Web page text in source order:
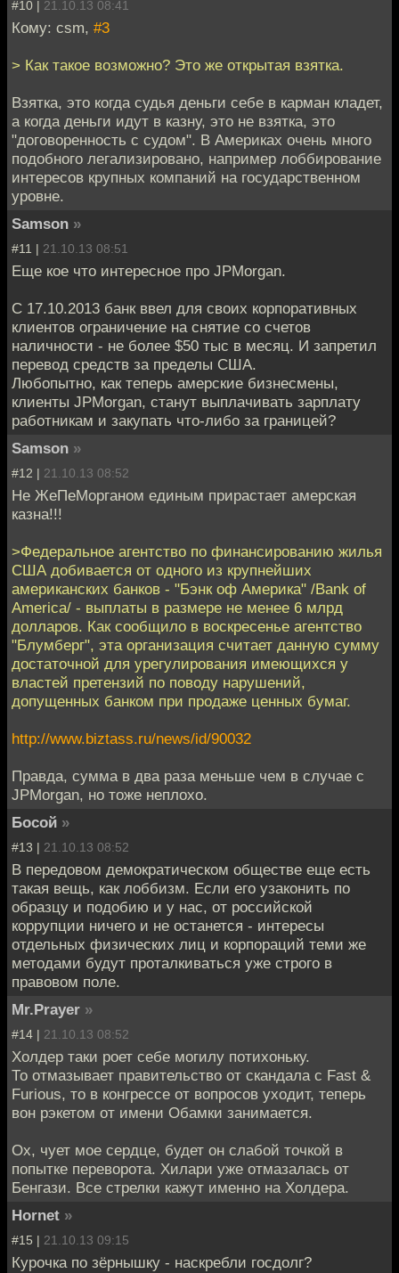
#10 | 21.10.13 08:41
Кому: csm, #3
> Как такое возможно? Это же открытая взятка.
Взятка, это когда судья деньги себе в карман кладет,
а когда деньги идут в казну, это не взятка, это
"договоренность с судом". В Америках очень много
подобного легализировано, например лоббирование
интересов крупных компаний на государственном
уровне.
Samson »
#11 | 21.10.13 08:51
Еще кое что интересное про JPMorgan.
С 17.10.2013 банк ввел для своих корпоративных
клиентов ограничение на снятие со счетов
наличности - не более $50 тыс в месяц. И запретил
перевод средств за пределы США.
Любопытно, как теперь амерские бизнесмены,
клиенты JPMorgan, станут выплачивать зарплату
работникам и закупать что-либо за границей?
Samson »
#12 | 21.10.13 08:52
Не ЖеПеМорганом единым прирастает амерская
казна!!!
>Федеральное агентство по финансированию жилья
США добивается от одного из крупнейших
американских банков - "Бэнк оф Америка" /Bank of
America/ - выплаты в размере не менее 6 млрд
долларов. Как сообщило в воскресенье агентство
"Блумберг", эта организация считает данную сумму
достаточной для урегулирования имеющихся у
властей претензий по поводу нарушений,
допущенных банком при продаже ценных бумаг.
http://www.biztass.ru/news/id/90032
Правда, сумма в два раза меньше чем в случае с
JPMorgan, но тоже неплохо.
Босой »
#13 | 21.10.13 08:52
В передовом демократическом обществе еще есть
такая вещь, как лоббизм. Если его узаконить по
образцу и подобию и у нас, от российской
коррупции ничего и не останется - интересы
отдельных физических лиц и корпораций теми же
методами будут проталкиваться уже строго в
правовом поле.
Mr.Prayer »
#14 | 21.10.13 08:52
Холдер таки роет себе могилу потихоньку.
То отмазывает правительство от скандала с Fast &
Furious, то в конгрессе от вопросов уходит, теперь
вон рэкетом от имени Обамки занимается.
Ох, чует мое сердце, будет он слабой точкой в
попытке переворота. Хилари уже отмазалась от
Бенгази. Все стрелки кажут именно на Холдера.
Hornet »
#15 | 21.10.13 09:15
Курочка по зёрнышку - наскребли госдолг?